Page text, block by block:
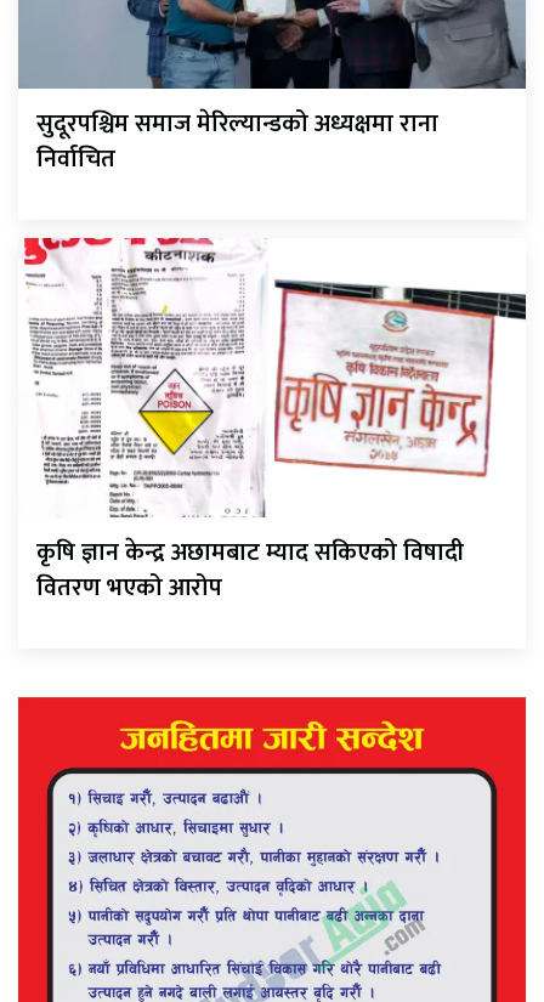
सुदूरपश्चिम समाज मेरिल्यान्डको अध्यक्षमा राना
निर्वाचित
कृषि ज्ञान केन्द्र अछामबाट म्याद सकिएको विषादी
वितरण भएको आरोप